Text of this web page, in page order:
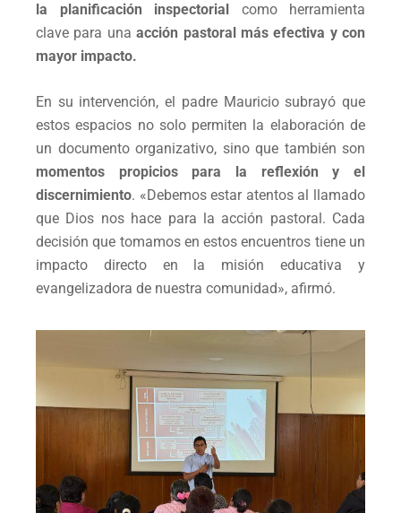
la planificación inspectorial como herramienta
clave para unaacción pastoral más efectiva y con
mayor impacto.
En su intervención, el padre Mauricio subrayó que
estos espacios no solo permiten la elaboración de
un documento organizativo, sino que también son
momentos propicios para la reflexión y el
discernimiento. «Debemos estar atentos al llamado
que Dios nos hace para la acción pastoral. Cada
decisión que tomamos en estos encuentros tiene un
impacto directo en la misión educativa y
evangelizadora de nuestra comunidad», afirmó.